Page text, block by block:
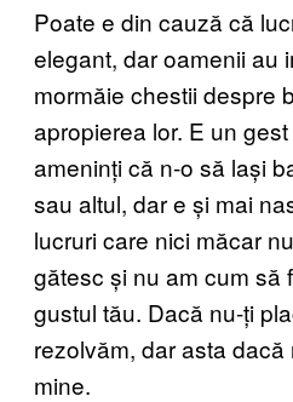
Poate e din cauză că
elegant, dar oamenii au
mormăie chestii despre
apropierea lor. E un
ameninți că n-o să lași
sau altul, dar e și mai
lucruri care nici măcar
gătesc și nu am cum să
gustul tău. Dacă nu-ți
rezolvăm, dar asta
mine.